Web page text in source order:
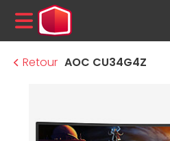
MENU
Retour AOC CU34G4Z